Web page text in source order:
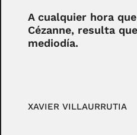
A cualquier hora
Cézanne, resulta
mediodía.
XAVIER VILLAURRUTIA